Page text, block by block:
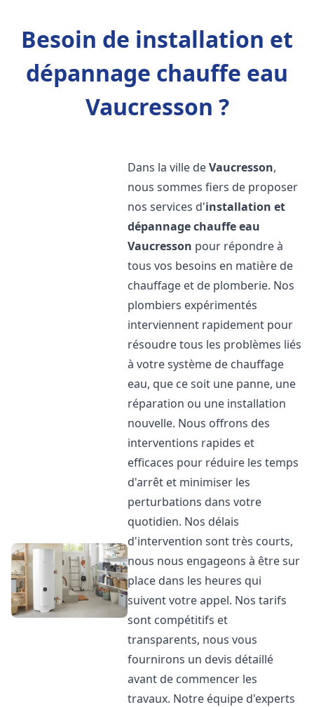
Besoin de installation et
dépannage chauffe eau
Vaucresson ?
Dans la ville deVaucresson,
nous sommes fiers de proposer
nos services d'installation et
dépannage chauffe eau
Vaucresson pour répondre à
tous vos besoins en matière de
chauffage et de plomberie. Nos
plombiers expérimentés
interviennent rapidement pour
résoudre tous les problèmes liés
à votre système de chauffage
eau, que ce soit une panne, une
réparation ou une installation
nouvelle. Nous offrons des
interventions rapides et
efficaces pour réduire les temps
d'arrêt et minimiser les
perturbations dans votre
quotidien. Nos délais
d'intervention sont très courts,
nous nous engageons à être sur
place dans les heures qui
suivent votre appel. Nos tarifs
sont compétitifs et
transparents, nous vous
fournirons un devis détaillé
avant de commencer les
travaux. Notre équipe d'experts